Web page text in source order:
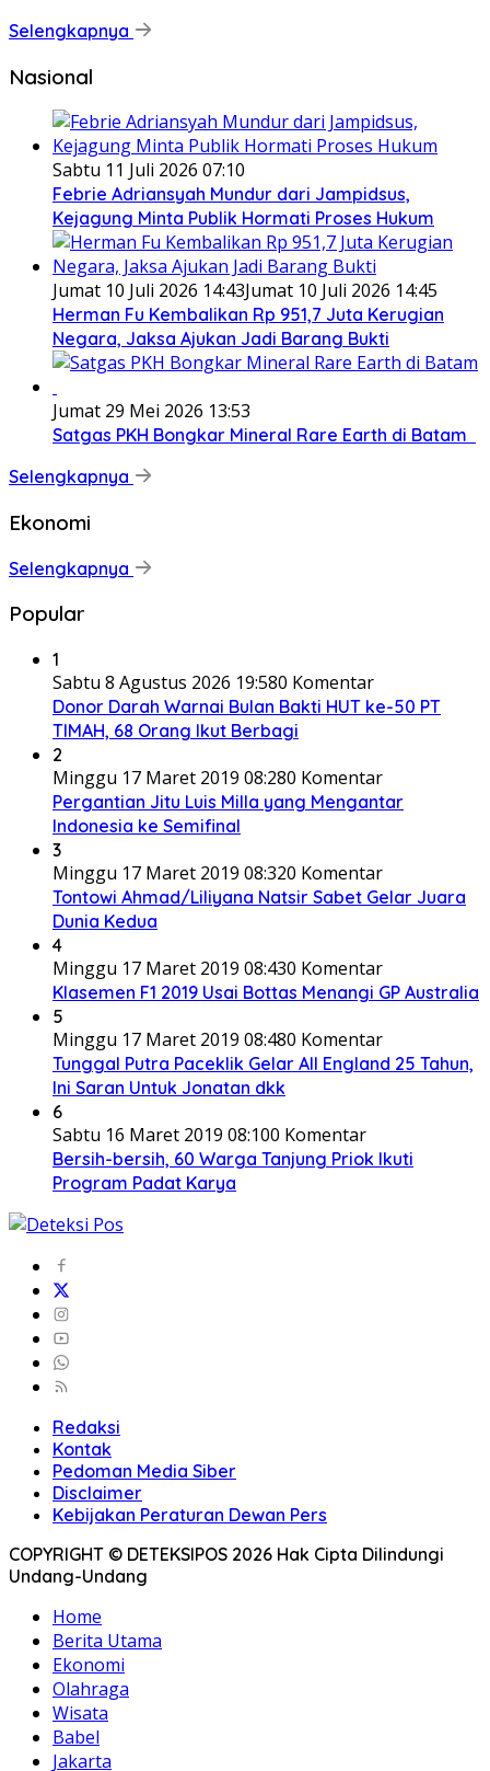
Selengkapnya
Nasional
Sabtu 11 Juli 2026 07:10
Febrie Adriansyah Mundur dari Jampidsus,
Kejagung Minta Publik Hormati Proses Hukum
Jumat 10 Juli 2026 14:43Jumat 10 Juli 2026 14:45
Herman Fu Kembalikan Rp 951,7 Juta Kerugian
Negara, Jaksa Ajukan Jadi Barang Bukti
Jumat 29 Mei 2026 13:53
Satgas PKH Bongkar Mineral Rare Earth di Batam
Selengkapnya
Ekonomi
Selengkapnya
Popular
1
Sabtu 8 Agustus 2026 19:580 Komentar
Donor Darah Warnai Bulan Bakti HUT ke-50 PT
TIMAH, 68 Orang Ikut Berbagi
2
Minggu 17 Maret 2019 08:280 Komentar
Pergantian Jitu Luis Milla yang Mengantar
Indonesia ke Semifinal
3
Minggu 17 Maret 2019 08:320 Komentar
Tontowi Ahmad/Liliyana Natsir Sabet Gelar Juara
Dunia Kedua
4
Minggu 17 Maret 2019 08:430 Komentar
Klasemen F1 2019 Usai Bottas Menangi GP Australia
5
Minggu 17 Maret 2019 08:480 Komentar
Tunggal Putra Paceklik Gelar All England 25 Tahun,
Ini Saran Untuk Jonatan dkk
6
Sabtu 16 Maret 2019 08:100 Komentar
Bersih-bersih, 60 Warga Tanjung Priok Ikuti
Program Padat Karya
Redaksi
Kontak
Pedoman Media Siber
Disclaimer
Kebijakan Peraturan Dewan Pers
COPYRIGHT © DETEKSIPOS 2026 Hak Cipta Dilindungi
Undang-Undang
Home
Berita Utama
Ekonomi
Olahraga
Wisata
Babel
Jakarta